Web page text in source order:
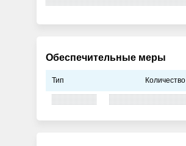
Обеспечительные меры
Тип Количество